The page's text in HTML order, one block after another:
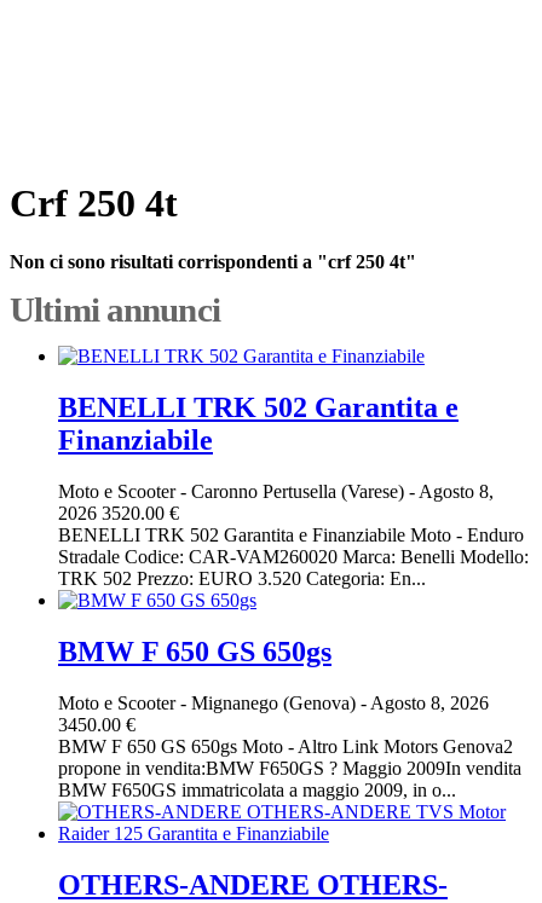
Crf 250 4t
Non ci sono risultati corrispondenti a "crf 250 4t"
Ultimi annunci
BENELLI TRK 502 Garantita e
Finanziabile
Moto e Scooter- Caronno Pertusella (Varese) - Agosto 8,
2026 3520.00 €
BENELLI TRK 502 Garantita e Finanziabile Moto - Enduro
Stradale Codice: CAR-VAM260020 Marca: Benelli Modello:
TRK 502 Prezzo: EURO 3.520 Categoria: En...
BMW F 650 GS 650gs
Moto e Scooter- Mignanego (Genova) - Agosto 8, 2026
3450.00 €
BMW F 650 GS 650gs Moto - Altro Link Motors Genova2
propone in vendita:BMW F650GS ? Maggio 2009In vendita
BMW F650GS immatricolata a maggio 2009, in o...
OTHERS-ANDERE OTHERS-